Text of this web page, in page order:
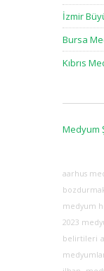
İzmir
Bursa
Kıbrıs
Medyum
aarhus
medyum
2023
belirtileri